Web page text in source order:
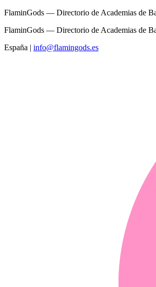
FlaminGods — Directorio de Academias de
FlaminGods — Directorio de Academias de
España | info@flamingods.es